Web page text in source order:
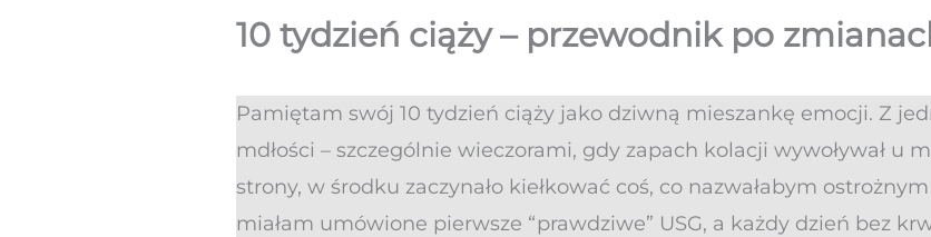
10 tydzień ciąży – przewodnik po
Pamiętam swój 10 tydzień ciąży jako dziwną mieszankę emocji. Z
mdłości – szczególnie wieczorami, gdy zapach kolacji wywoływał u
strony, w środku zaczynało kiełkować coś, co nazwałabym
miałam umówione pierwsze “prawdziwe” USG, a każdy dzień bez